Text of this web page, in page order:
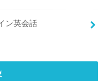
ン英会話